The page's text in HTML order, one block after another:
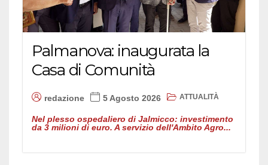
Palmanova: inaugurata la
Casa di Comunità
redazione 5 Agosto 2026 ATTUALITÀ
Nel plesso ospedaliero di Jalmicco: investimento
da 3 milioni di euro. A servizio dell'Ambito Agro...